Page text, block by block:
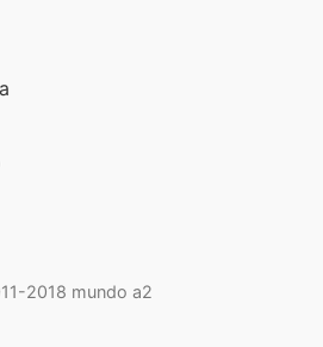
2018 mundo a2